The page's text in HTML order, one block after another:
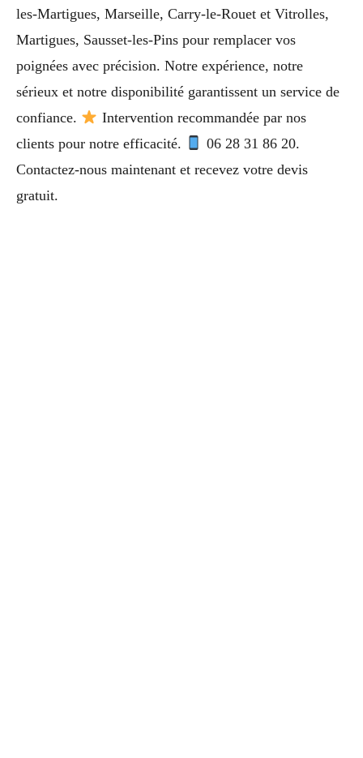
les-Martigues, Marseille, Carry-le-Rouet et Vitrolles,
Martigues, Sausset-les-Pins pour remplacer vos
poignées avec précision. Notre expérience, notre
sérieux et notre disponibilité garantissent un service de
confiance.
Intervention recommandée par nos
clients pour notre efficacité.
06 28 31 86 20.
Contactez-nous maintenant et recevez votre devis
gratuit.